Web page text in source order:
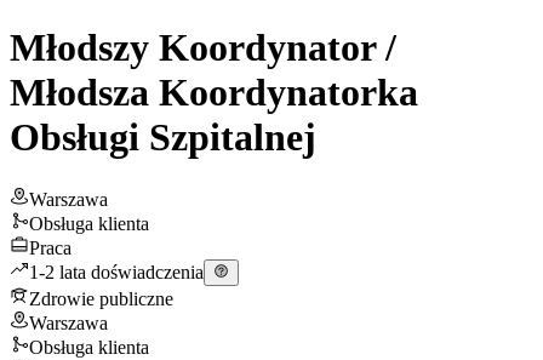
Młodszy Koordynator /
Młodsza Koordynatorka
Obsługi Szpitalnej
Warszawa
Obsługa klienta
Praca
1-2 lata doświadczenia
Zdrowie publiczne
Warszawa
Obsługa klienta